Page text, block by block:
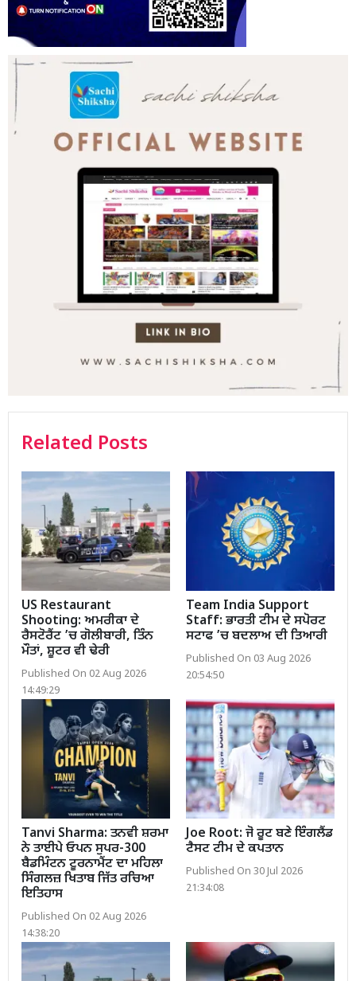
Related Posts
US Restaurant
Shooting: ਅਮਰੀਕਾ ਦੇ
ਰੈਸਟੋਰੈਂਟ ’ਚ ਗੋਲੀਬਾਰੀ, ਤਿੰਨ
ਮੌਤਾਂ, ਸ਼ੂਟਰ ਵੀ ਢੇਰੀ
Published On 02 Aug 2026
14:49:29
Team India Support
Staff: ਭਾਰਤੀ ਟੀਮ ਦੇ ਸਪੋਰਟ
ਸਟਾਫ ’ਚ ਬਦਲਾਅ ਦੀ ਤਿਆਰੀ
Published On 03 Aug 2026
20:54:50
Tanvi Sharma: ਤਨਵੀ ਸ਼ਰਮਾ
ਨੇ ਤਾਈਪੇ ਓਪਨ ਸੁਪਰ-300
ਬੈਡਮਿੰਟਨ ਟੂਰਨਾਮੈਂਟ ਦਾ ਮਹਿਲਾ
ਸਿੰਗਲਜ਼ ਖਿਤਾਬ ਜਿੱਤ ਰਚਿਆ
ਇਤਿਹਾਸ
Published On 02 Aug 2026
14:38:20
Joe Root: ਜੋ ਰੂਟ ਬਣੇ ਇੰਗਲੈਂਡ
ਟੈਸਟ ਟੀਮ ਦੇ ਕਪਤਾਨ
Published On 30 Jul 2026
21:34:08